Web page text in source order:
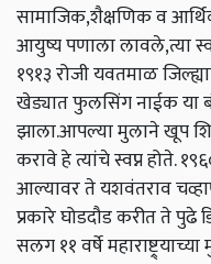
सामाजिक,शैक्षणिक व
आयुष्य पणाला लावले,त्या
१९१३ रोजी यवतमाळ
खेड्यात फुलसिंग नाईक या
झाला.आपल्या मुलाने खूप
करावे हे त्यांचे स्वप्न होते.
आल्यावर ते यशवंतराव
प्रकारे घोडदौड करीत ते पुढे
सलग ११ वर्षे